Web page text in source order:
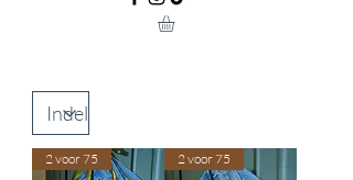
2 voor 75 2 voor 75